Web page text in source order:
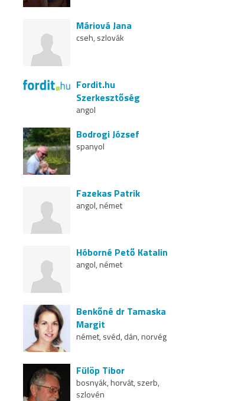
Máriová Jana
cseh, szlovák
Fordit.hu
Szerkesztőség
angol
Bodrogi József
spanyol
Fazekas Patrik
angol, német
Hóborné Pető Katalin
angol, német
Benkőné dr Tamaska
Margit
német, svéd, dán, norvég
Fülöp Tibor
bosnyák, horvát, szerb,
szlovén